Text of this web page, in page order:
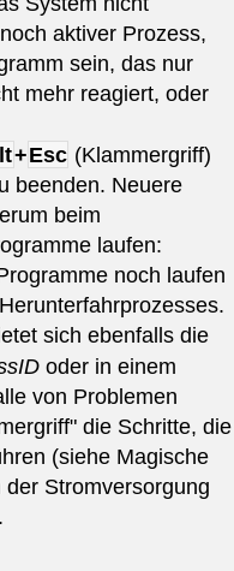
aktiver Prozess,
sein, das nur
mehr reagiert, oder
+Esc (Klammergriff)
beenden. Neuere
beim
laufen:
noch laufen
sich ebenfalls die
oder in einem
von Problemen
die Schritte, die
(siehe Magische
Stromversorgung